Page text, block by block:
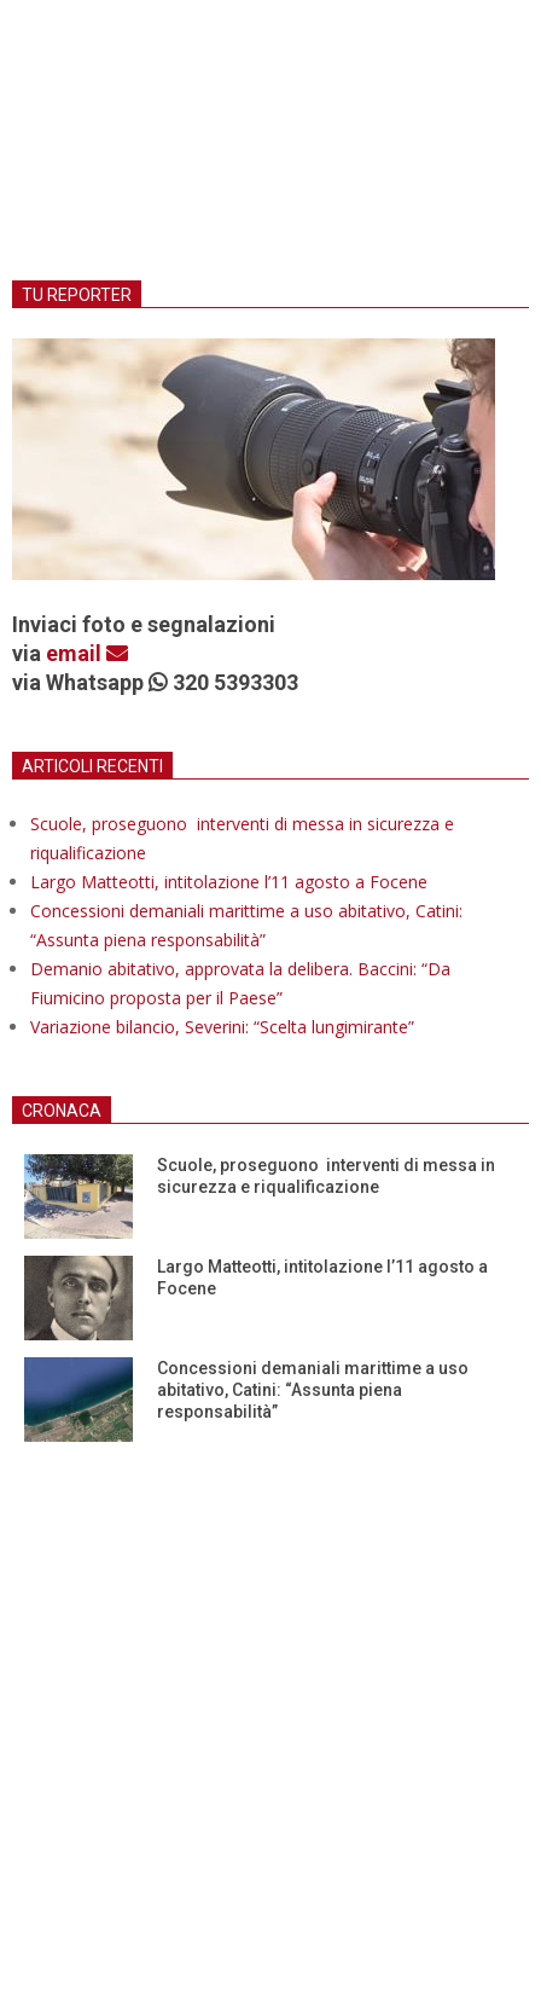
TU REPORTER
Inviaci foto e segnalazioni
via email
via Whatsapp
320 5393303
ARTICOLI RECENTI
Scuole, proseguono interventi di messa in sicurezza e
riqualificazione
Largo Matteotti, intitolazione l’11 agosto a Focene
Concessioni demaniali marittime a uso abitativo, Catini:
“Assunta piena responsabilità”
Demanio abitativo, approvata la delibera. Baccini: “Da
Fiumicino proposta per il Paese”
Variazione bilancio, Severini: “Scelta lungimirante”
CRONACA
Scuole, proseguono interventi di messa in
sicurezza e riqualificazione
Largo Matteotti, intitolazione l’11 agosto a
Focene
Concessioni demaniali marittime a uso
abitativo, Catini: “Assunta piena
responsabilità”